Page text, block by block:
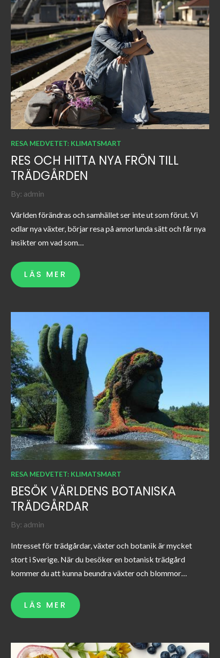
RESA MEDVETET: KLIMATSMART
RES OCH HITTA NYA FRÖN TILL
TRÄDGÅRDEN
By: admin
Världen förändras och samhället ser inte ut som förut. Vi
odlar nya växter, börjar resa på annorlunda sätt och får nya
insikter om vad som…
LÄS MER
RESA MEDVETET: KLIMATSMART
BESÖK VÄRLDENS BOTANISKA
TRÄDGÅRDAR
By: admin
Intresset för trädgårdar, växter och botanik är mycket
stort i Sverige. När du besöker en botanisk trädgård
kommer du att kunna beundra växter och blommor…
LÄS MER